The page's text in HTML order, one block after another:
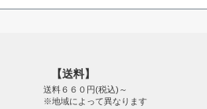
【送料】
送料６６０円(税込)～
※地域によって異なります